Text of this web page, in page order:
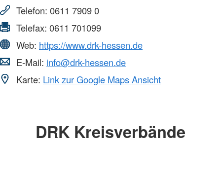
Telefon: 0611 7909 0
Telefax: 0611 701099
Web: https://www.drk-hessen.de
E-Mail: info@drk-hessen.de
Karte: Link zur Google Maps Ansicht
DRK Kreisverbände